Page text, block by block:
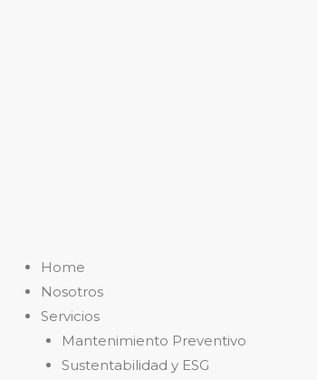
Home
Nosotros
Servicios
Mantenimiento Preventivo
Sustentabilidad y ESG